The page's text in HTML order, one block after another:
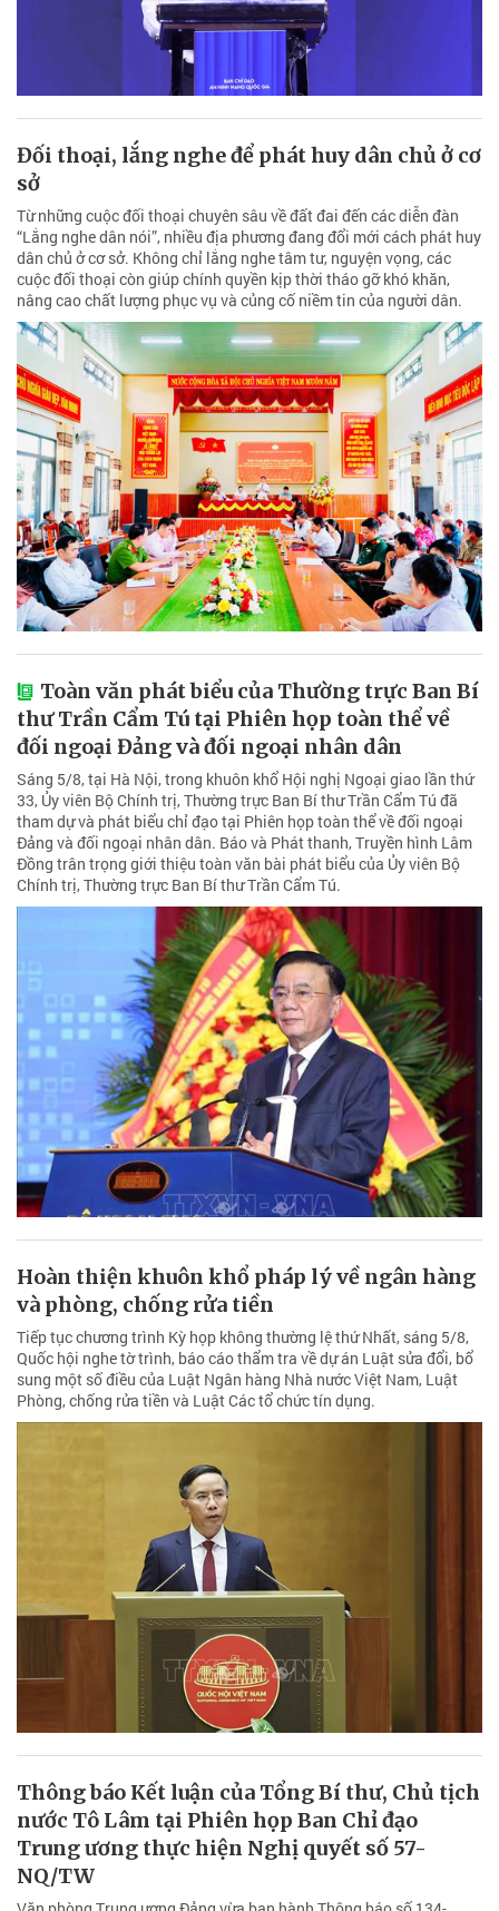
Đối thoại, lắng nghe để phát huy dân chủ ở cơ
sở
Từ những cuộc đối thoại chuyên sâu về đất đai đến các diễn đàn
“Lắng nghe dân nói”, nhiều địa phương đang đổi mới cách phát huy
dân chủ ở cơ sở. Không chỉ lắng nghe tâm tư, nguyện vọng, các
cuộc đối thoại còn giúp chính quyền kịp thời tháo gỡ khó khăn,
nâng cao chất lượng phục vụ và củng cố niềm tin của người dân.
Toàn văn phát biểu của Thường trực Ban Bí
thư Trần Cẩm Tú tại Phiên họp toàn thể về
đối ngoại Đảng và đối ngoại nhân dân
Sáng 5/8, tại Hà Nội, trong khuôn khổ Hội nghị Ngoại giao lần thứ
33, Ủy viên Bộ Chính trị, Thường trực Ban Bí thư Trần Cẩm Tú đã
tham dự và phát biểu chỉ đạo tại Phiên họp toàn thể về đối ngoại
Đảng và đối ngoại nhân dân. Báo và Phát thanh, Truyền hình Lâm
Đồng trân trọng giới thiệu toàn văn bài phát biểu của Ủy viên Bộ
Chính trị, Thường trực Ban Bí thư Trần Cẩm Tú.
Hoàn thiện khuôn khổ pháp lý về ngân hàng
và phòng, chống rửa tiền
Tiếp tục chương trình Kỳ họp không thường lệ thứ Nhất, sáng 5/8,
Quốc hội nghe tờ trình, báo cáo thẩm tra về dự án Luật sửa đổi, bổ
sung một số điều của Luật Ngân hàng Nhà nước Việt Nam, Luật
Phòng, chống rửa tiền và Luật Các tổ chức tín dụng.
Thông báo Kết luận của Tổng Bí thư, Chủ tịch
nước Tô Lâm tại Phiên họp Ban Chỉ đạo
Trung ương thực hiện Nghị quyết số 57-
NQ/TW